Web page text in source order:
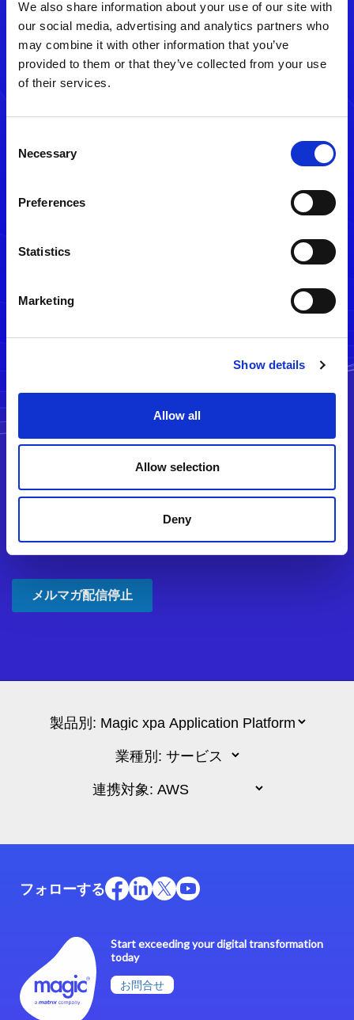
We also share information about your use of our site with
our social media, advertising and analytics partners who
may combine it with other information that you’ve
provided to them or that they’ve collected from your use
of their services.
Selection
Necessary
Preferences
Statistics
Marketing
Show details
Allow all
Allow selection
Deny
メールアドレスをご確認のうえ、
再度手続きを行ってください。
メルマガ配信停止
Start exceeding your digital transformation
today
お問合せ
フォローする